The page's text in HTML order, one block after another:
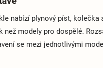
nabízí plynový píst, kolečka
než modely pro dospělé.
se mezi jednotlivými